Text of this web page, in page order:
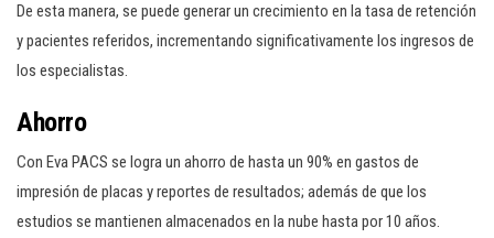
De esta manera, se puede generar un crecimiento en la tasa de retención
y pacientes referidos, incrementando significativamente los ingresos de
los especialistas.
Ahorro
Con Eva PACS se logra un ahorro de hasta un 90% en gastos de
impresión de placas y reportes de resultados; además de que los
estudios se mantienen almacenados en la nube hasta por 10 años.